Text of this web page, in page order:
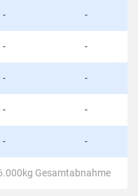
- -
- -
- -
- -
- -
Gesamtabnahme